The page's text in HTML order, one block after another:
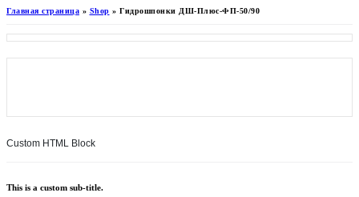
Главная страница » Shop » Гидрошпонки ДШ-Плюс-ФП-50/90
Custom HTML Block
This is a custom sub-title.